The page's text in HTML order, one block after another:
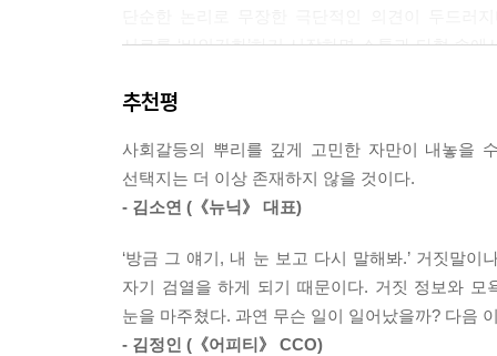
나는 부유한 가정에서 태어나는 운은 없었지만,
제적으로 어렵더라도 자녀에게 정서적인 부담을
는 자녀에게 만족지연 능력을 비롯해 많은 능력
--- p.163~164
개인적인 인상이지만, 사회갈등은 점점 더 심화되
이제 다소 철 지난 느낌이다. 갈등의 온도가 식는
서로를 ‘비인간화’하기 시작하면 소통과 타협 속
정보는 과연 옆자리에 앉은 사람의 것과 얼마나
주목하는 가능성은 ‘유희적’ 공론장이다. 하버마
대해 수다를 떠는 공간이었던 만큼, 예능 프로그
다양한 이슈를 접할 수 있었던 공간. 예기치 못
1미디어 시대, 우리에게 필요한 대화의 장은 어떤
유희적 공론장으로서의 예능 방송과 정치사회
입장을 고르고 특정 정치인을 숭배하거나 증오하
추천평
사회갈등의 뿌리를 깊게 고민한 자만이 내놓을
선택지는 더 이상 존재하지 않을 것이다.
- 김소연 (《뉴닉》 대표)
‘방금 그 얘기, 내 눈 보고 다시 말해봐.’ 거짓말
자기 검열을 하게 되기 때문이다. 거짓 정보와 모욕
눈을 마주쳤다. 과연 무슨 일이 일어났을까? 다음
- 김정인 (《어피티》 CCO)